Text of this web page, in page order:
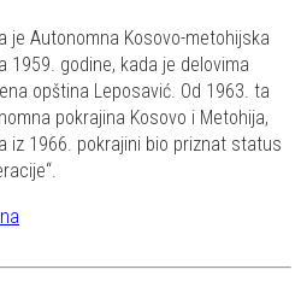
je Autonomna Kosovo-metohijska
1959. godine, kada je delovima
opština Leposavić. Od 1963. ta
pokrajina Kosovo i Metohija,
iz 1966. pokrajini bio priznat status